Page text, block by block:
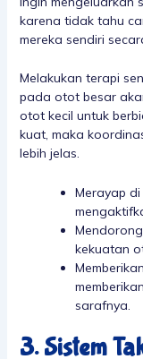
karena tidak tahu
mereka sendiri
Melakukan terapi
pada otot besar
otot kecil untuk
kuat, maka
lebih jelas.
Merayap
kekuatan
sarafnya.
3. Sistem